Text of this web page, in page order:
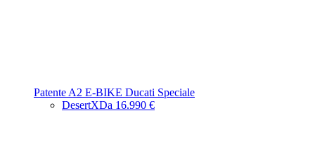
Patente A2 E-BIKE Ducati Speciale
DesertXDa 16.990 €